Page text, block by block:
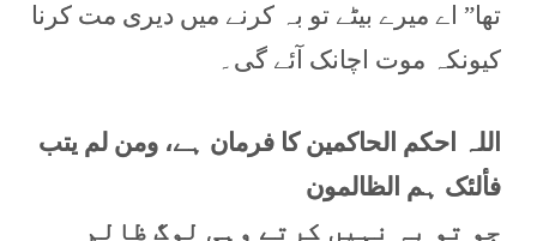
تھا” اے میرے بیٹے تو بہ کرنے میں دیری مت کرنا
کیونکہ موت اچانک آئے گی۔
اللہ احکم الحاکمین کا فرمان ہے، ومن لم یتب
فألئک ہم الظالمون
جو تو بہ نہیں کرتے وہی لوگ ظالم